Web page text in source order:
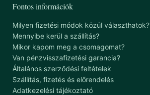
Fontos információk
Milyen fizetési módok közül választhatok?
Mennyibe kerül a szállítás?
Mikor kapom meg a csomagomat?
Van pénzvisszafizetési garancia?
Általános szerződési feltételek
Szállítás, fizetés és előrendelés
Adatkezelési tájékoztató